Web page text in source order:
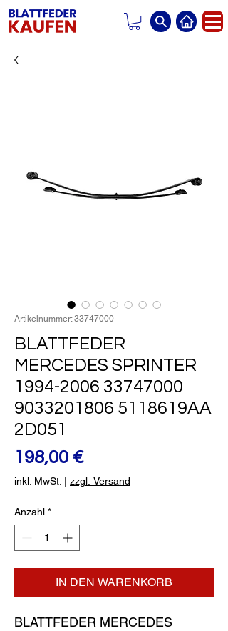
Artikelnummer: 33747000
BLATTFEDER
MERCEDES SPRINTER
1994-2006 33747000
9033201806 5118619AA
2D051
198,00 €Preis
inkl. MwSt. zzgl. Versand
Anzahl *
IN DEN WARENKORB
BLATTFEDER MERCEDES